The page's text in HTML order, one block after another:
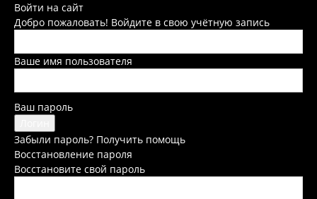
Войти на сайт
Добро пожаловать! Войдите в свою учётную запись
Ваше имя пользователя
Ваш пароль
Забыли пароль? Получить помощь
Восстановление пароля
Восстановите свой пароль